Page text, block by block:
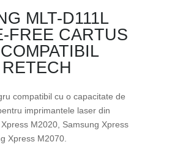
MLT-D111L
FREE CARTUS
compatibil cu o capacitate de
imprimantele laser din
M2020, Samsung Xpress
Xpress M2070.